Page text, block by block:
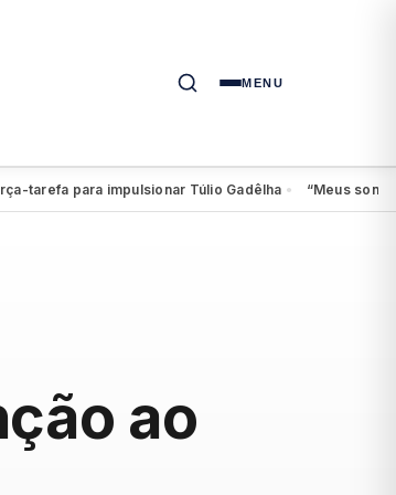
MENU
para impulsionar Túlio Gadêlha ● “Meus sonhos
ao